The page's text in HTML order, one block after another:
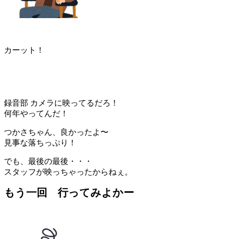
カーット！
録音部 カメラに映ってるだろ！
何年やってんだ！
つかさちゃん、良かったよ〜
見事な落ちっぷり！
でも、最後の最後・・・
スタッフが映っちゃったからねぇ。
もう一回 行ってみよかー